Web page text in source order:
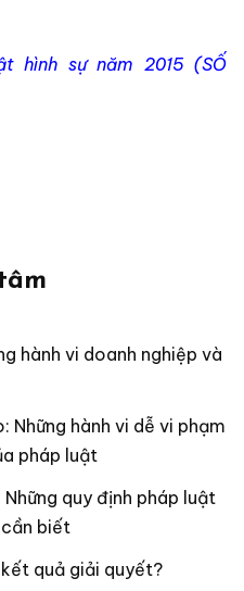
hình sự năm 2015 (SỐ
hành vi doanh nghiệp và
Những hành vi dễ vi phạm
pháp luật
quy định pháp luật
biết
quả giải quyết?